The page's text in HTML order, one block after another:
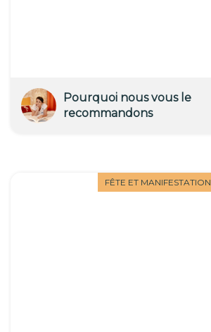
Pourquoi nous vous le
recommandons
FÊTE ET MANIFESTATION